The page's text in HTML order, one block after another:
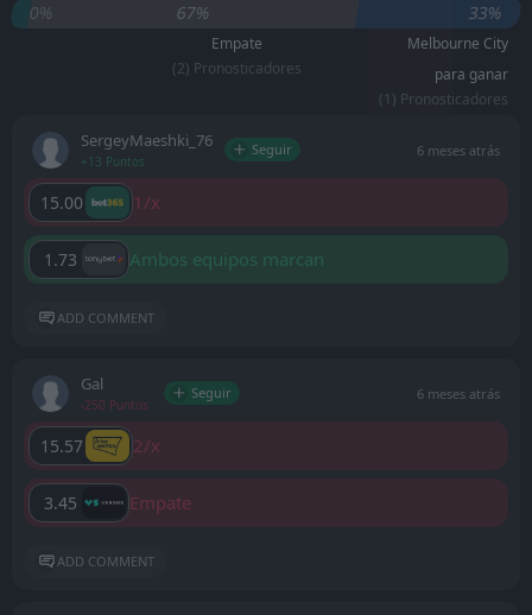
0% 67% 33%
Empate
(2) Pronosticadores
Melbourne City
para ganar
(1) Pronosticadores
SergeyMaeshki_76
+13 Puntos
Seguir 6 meses atrás
15.00 1/x
1.73 Ambos equipos marcan
ADD COMMENT
Gal
-250 Puntos
Seguir 6 meses atrás
15.57 2/x
3.45 Empate
ADD COMMENT